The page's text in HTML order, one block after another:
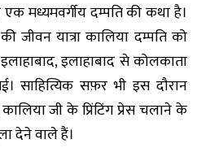
मध्यमवर्गीय दम्पति की कथा है।
जीवन यात्रा कालिया दम्पति को
इलाहाबाद से कोलकाता
साहित्यिक सफ़र भी इस दौरान
जी के प्रिंटिंग प्रेस चलाने के
देने वाले हैं।